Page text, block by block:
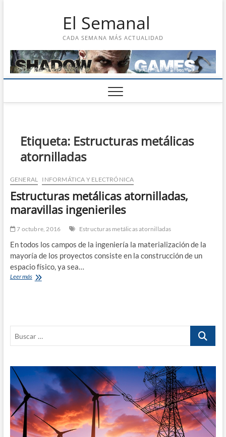
El Semanal
CADA SEMANA MÁS ACTUALIDAD
Etiqueta: Estructuras metálicas
atornilladas
GENERAL INFORMÁTICA Y ELECTRÓNICA
Estructuras metálicas atornilladas,
maravillas ingenieriles
7 octubre, 2016 Estructuras metálicas atornilladas
En todos los campos de la ingeniería la materialización de la
mayoría de los proyectos consiste en la construcción de un
espacio físico, ya sea…
Leer másEstructuras
Buscar